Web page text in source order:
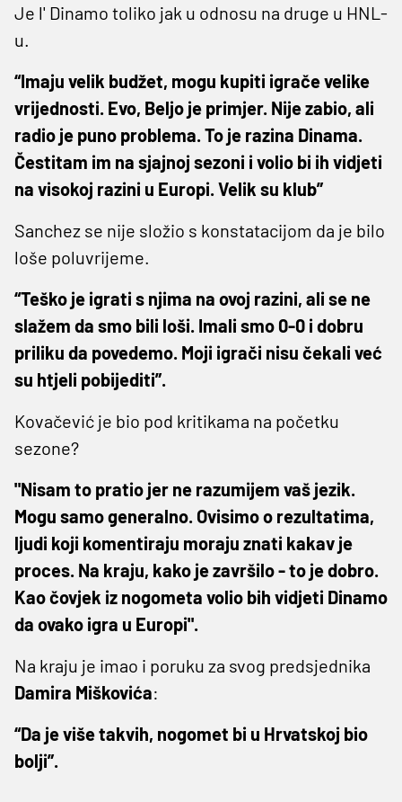
Je l' Dinamo toliko jak u odnosu na druge u HNL-
u.
“Imaju velik budžet, mogu kupiti igrače velike
vrijednosti. Evo, Beljo je primjer. Nije zabio, ali
radio je puno problema. To je razina Dinama.
Čestitam im na sjajnoj sezoni i volio bi ih vidjeti
na visokoj razini u Europi. Velik su klub”
Sanchez se nije složio s konstatacijom da je bilo
loše poluvrijeme.
“Teško je igrati s njima na ovoj razini, ali se ne
slažem da smo bili loši. Imali smo 0-0 i dobru
priliku da povedemo. Moji igrači nisu čekali već
su htjeli pobijediti”.
Kovačević je bio pod kritikama na početku
sezone?
"Nisam to pratio jer ne razumijem vaš jezik.
Mogu samo generalno. Ovisimo o rezultatima,
ljudi koji komentiraju moraju znati kakav je
proces. Na kraju, kako je završilo - to je dobro.
Kao čovjek iz nogometa volio bih vidjeti Dinamo
da ovako igra u Europi".
Na kraju je imao i poruku za svog predsjednika
Damira Miškovića:
“Da je više takvih, nogomet bi u Hrvatskoj bio
bolji”.